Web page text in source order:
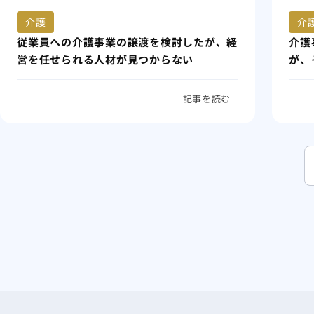
介護
従業員への介護事業の譲渡を検討したが、経
営を任せられる人材が見つからない
記事を読む
介
介護
が、